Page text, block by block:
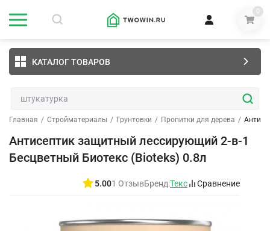
0
КАТАЛОГ ТОВАРОВ
Главная / Стройматериалы / Грунтовки / Пропитки для дерева /
Антисептик защитный лессирующий 2-в-1
Бесцветный Биотекс (Bioteks) 0.8л
5.001 ОтзывБренд:Текс Сравнение